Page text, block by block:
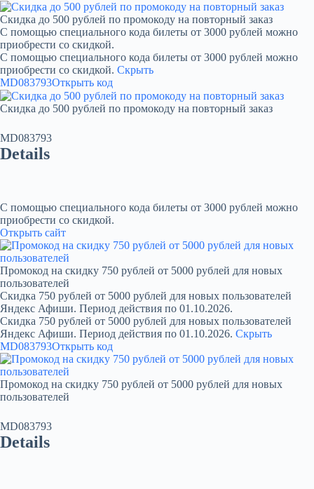
Скидка до 500 рублей по промокоду на повторный заказ
С помощью специального кода билеты от 3000 рублей можно
приобрести со скидкой.
С помощью специального кода билеты от 3000 рублей можно
приобрести со скидкой. Скрыть
MD083793Открыть код
Скидка до 500 рублей по промокоду на повторный заказ
MD083793
Details
С помощью специального кода билеты от 3000 рублей можно
приобрести со скидкой.
Открыть сайт
Промокод на скидку 750 рублей от 5000 рублей для новых
пользователей
Скидка 750 рублей от 5000 рублей для новых пользователей
Яндекс Афиши. Период действия по 01.10.2026.
Скидка 750 рублей от 5000 рублей для новых пользователей
Яндекс Афиши. Период действия по 01.10.2026. Скрыть
MD083793Открыть код
Промокод на скидку 750 рублей от 5000 рублей для новых
пользователей
MD083793
Details